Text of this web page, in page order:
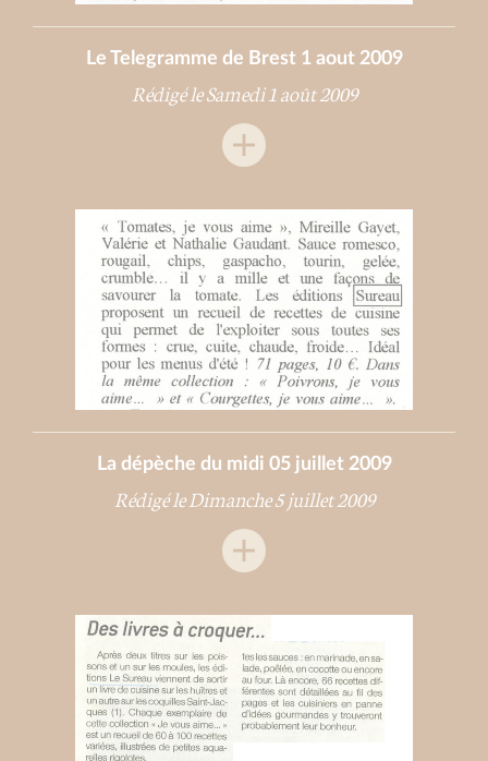
Le Telegramme de Brest 1 aout 2009
Rédigé le Samedi 1 août 2009
La dépèche du midi 05 juillet 2009
Rédigé le Dimanche 5 juillet 2009